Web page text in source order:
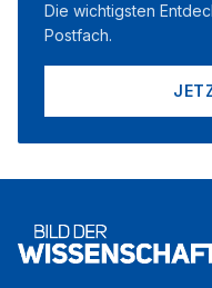
Die wichtigsten
Postfach.